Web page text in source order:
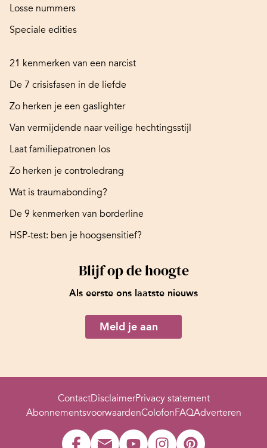
Losse nummers
Speciale edities
21 kenmerken van een narcist
De 7 crisisfasen in de liefde
Zo herken je een gaslighter
Van vermijdende naar veilige hechtingsstijl
Laat familiepatronen los
Zo herken je controledrang
Wat is traumabonding?
De 9 kenmerken van borderline
HSP-test: ben je hoogsensitief?
Blijf op de hoogte
Als eerste ons laatste nieuws
Meld je aan
ContactDisclaimerPrivacy statement
AbonnementsvoorwaardenColofonFAQAdverteren